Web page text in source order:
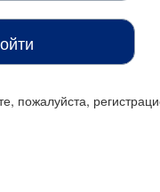
пожалуйста,